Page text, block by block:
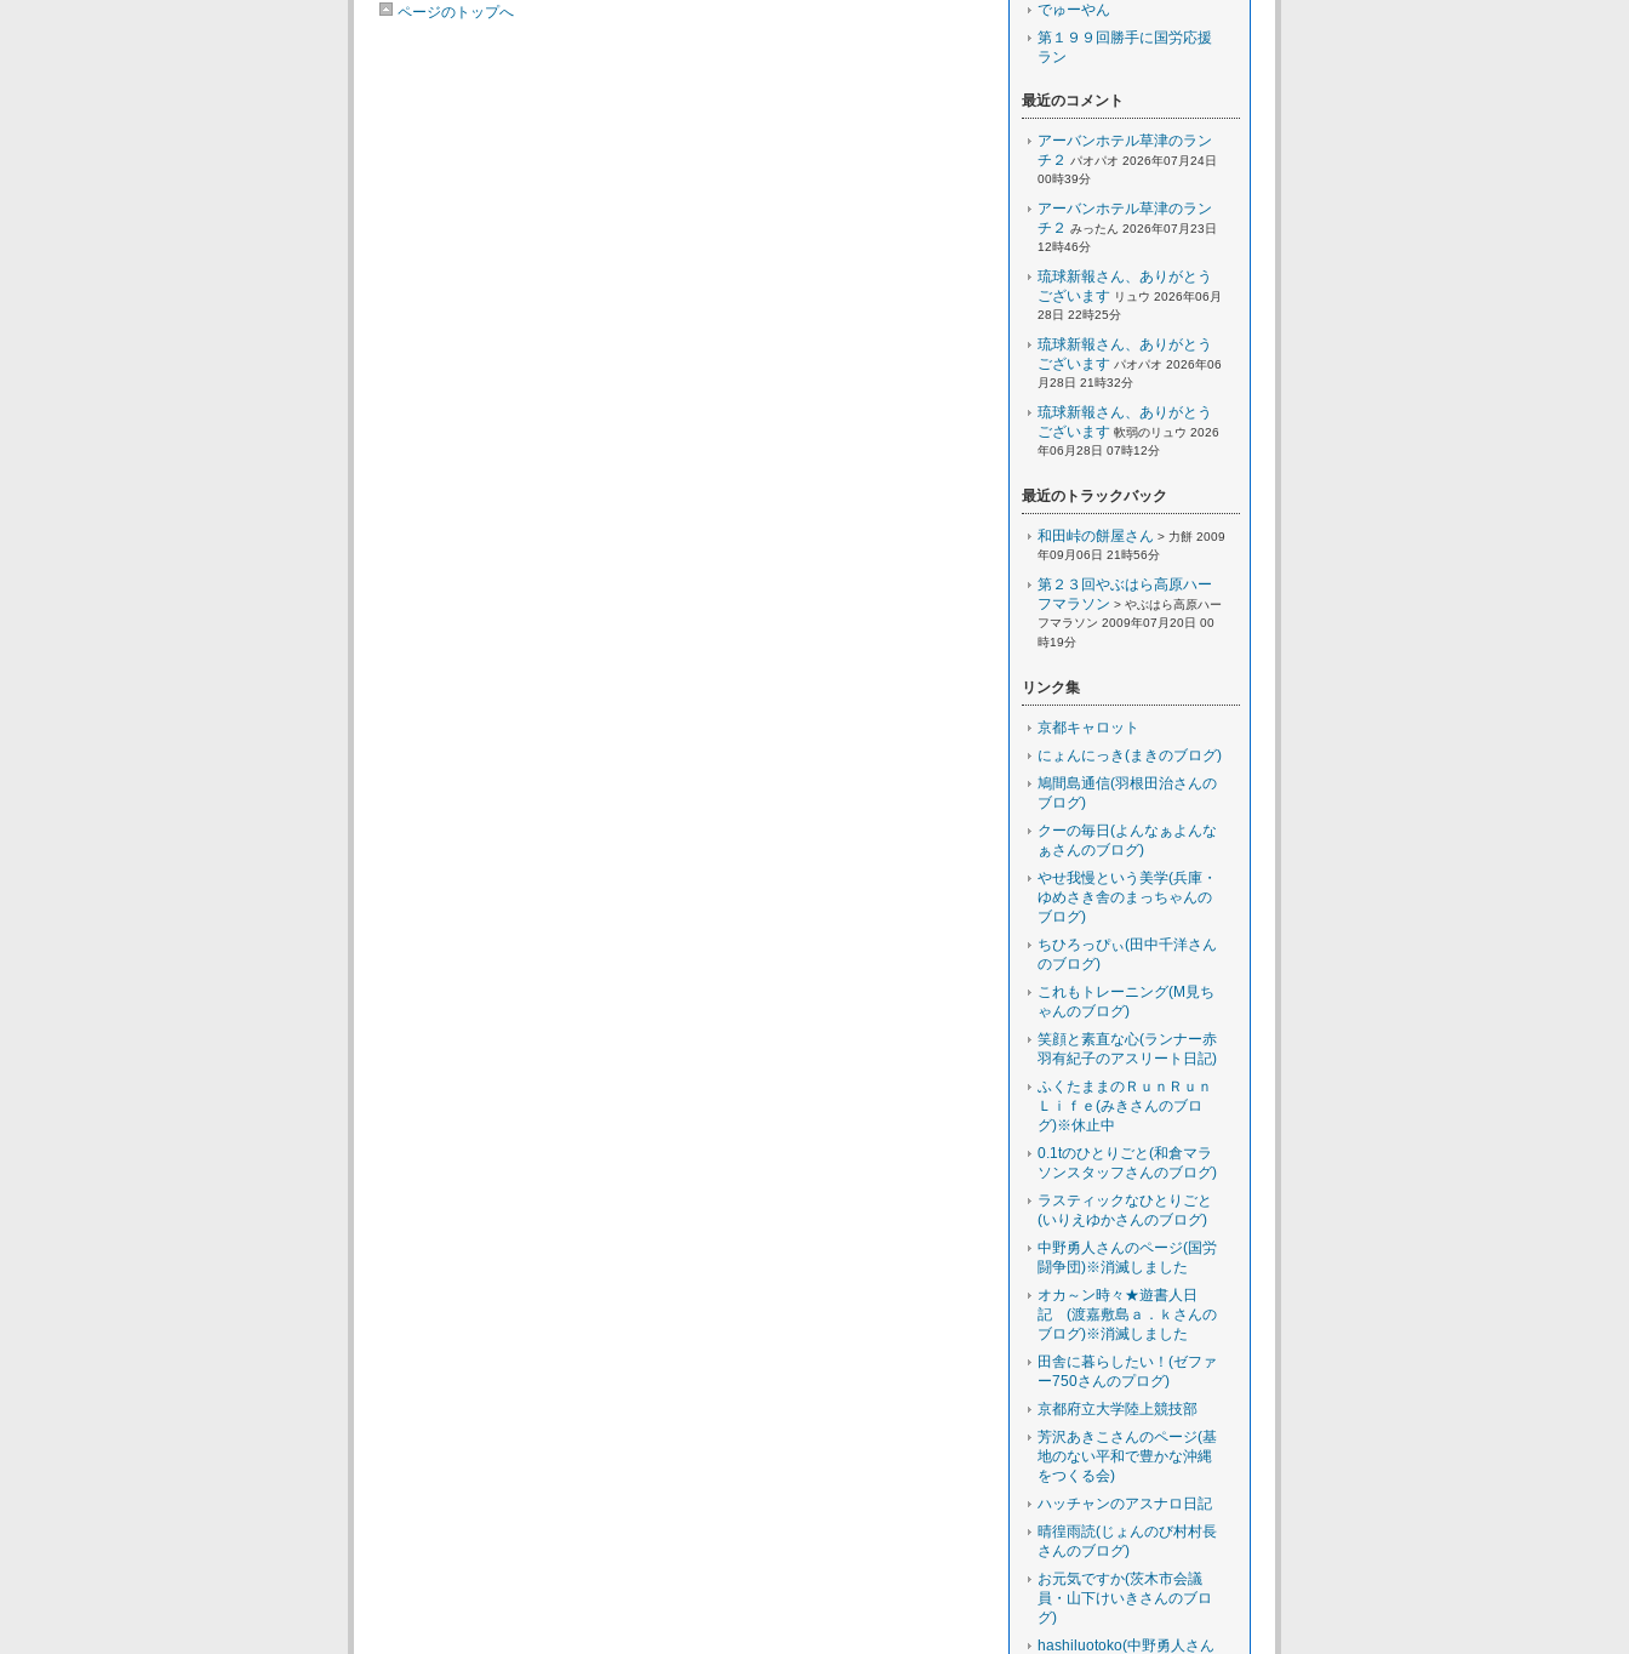
ページのトップへ
でゅーやん
第１９９回勝手に国労応援
ラン
最近のコメント
アーバンホテル草津のラン
チ２
パオパオ 2026年07月24日
00時39分
アーバンホテル草津のラン
チ２ みったん 2026年07月23日
12時46分
琉球新報さん、ありがとう
ございます リュウ 2026年06月
28日 22時25分
琉球新報さん、ありがとう
ございます パオパオ 2026年06
月28日 21時32分
琉球新報さん、ありがとう
ございます 軟弱のリュウ 2026
年06月28日 07時12分
最近のトラックバック
和田峠の餅屋さん > 力餅 2009
年09月06日 21時56分
第２３回やぶはら高原ハー
フマラソン > やぶはら高原ハー
フマラソン 2009年07月20日 00
時19分
リンク集
京都キャロット
にょんにっき(まきのブログ)
鳩間島通信(羽根田治さんの
ブログ)
クーの毎日(よんなぁよんな
ぁさんのブログ)
やせ我慢という美学(兵庫・
ゆめさき舎のまっちゃんの
ブログ)
ちひろっぴぃ(田中千洋さん
のブログ)
これもトレーニング(M見ち
ゃんのブログ)
笑顔と素直な心(ランナー赤
羽有紀子のアスリート日記)
ふくたままのＲｕｎＲｕｎ
Ｌｉｆｅ(みきさんのブロ
グ)※休止中
0.1tのひとりごと(和倉マラ
ソンスタッフさんのブログ)
ラスティックなひとりごと
(いりえゆかさんのブログ)
中野勇人さんのページ(国労
闘争団)※消滅しました
オカ～ン時々★遊書人日
記 (渡嘉敷島ａ．ｋさんの
ブログ)※消滅しました
田舎に暮らしたい！(ゼファ
ー750さんのプログ)
京都府立大学陸上競技部
芳沢あきこさんのページ(基
地のない平和で豊かな沖縄
をつくる会)
ハッチャンのアスナロ日記
晴徨雨読(じょんのび村村長
さんのブログ)
お元気ですか(茨木市会議
員・山下けいきさんのブロ
グ)
hashiluotoko(中野勇人さん